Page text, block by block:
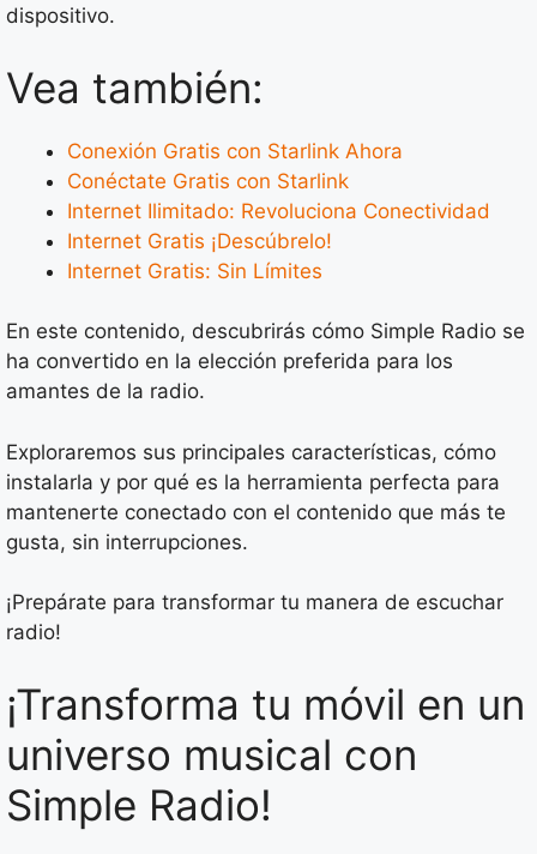
dispositivo.
Vea también:
Conexión Gratis con Starlink Ahora
Conéctate Gratis con Starlink
Internet Ilimitado: Revoluciona Conectividad
Internet Gratis ¡Descúbrelo!
Internet Gratis: Sin Límites
En este contenido, descubrirás cómo Simple Radio se
ha convertido en la elección preferida para los
amantes de la radio.
Exploraremos sus principales características, cómo
instalarla y por qué es la herramienta perfecta para
mantenerte conectado con el contenido que más te
gusta, sin interrupciones.
¡Prepárate para transformar tu manera de escuchar
radio!
¡Transforma tu móvil en un
universo musical con
Simple Radio!